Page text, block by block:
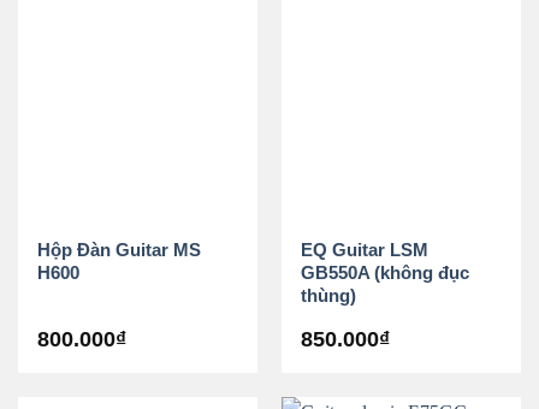
Hộp Đàn Guitar MS
H600
800.000₫
EQ Guitar LSM
GB550A (không đục
thùng)
850.000₫